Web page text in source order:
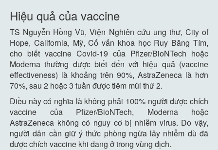
Hiệu quả của vaccine
TS Nguyễn Hồng Vũ, Viện Nghiên cứu ung thư, City of
Hope, California, Mỹ, Cố vấn khoa học Ruy Băng Tím,
cho biết vaccine Covid-19 của Pfizer/BioNTech hoặc
Moderna thường được biết đến với hiệu quả (vaccine
effectiveness) là khoảng trên 90%, AstraZeneca là hơn
70%, sau 2 hoặc 3 tuần được tiêm mũi thứ 2.
Điều này có nghĩa là không phải 100% người được chích
vaccine của Pfizer/BioNTech, Moderna hoặc
AstraZeneca không có nguy cơ bị nhiễm virus. Do vậy,
người dân cần giữ ý thức phòng ngừa lây nhiễm dù đã
được chích vaccine khi đang ở trong vùng dịch.